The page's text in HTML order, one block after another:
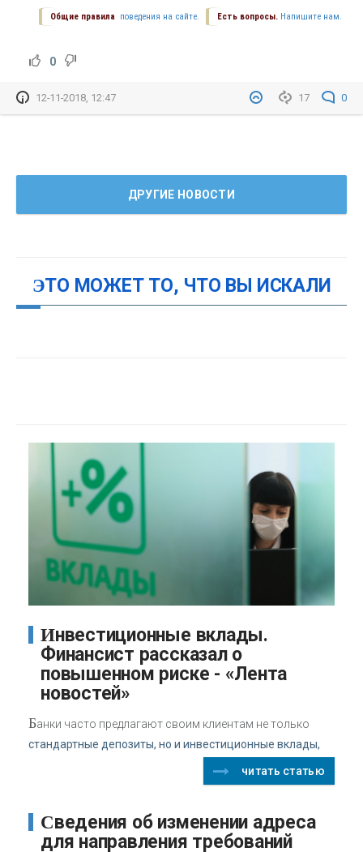
Есть вопросы. Напишите нам.
Общие правила поведения на сайте.
0
17 0
12-11-2018, 12:47
ДРУГИЕ НОВОСТИ
ЭТО МОЖЕТ ТО, ЧТО ВЫ ИСКАЛИ
Инвестиционные вклады.
Финансист рассказал о
повышенном риске - «Лента
новостей»
Банки часто предлагают своим клиентам не только
стандартные депозиты, но и инвестиционные вклады,
читать статью
Сведения об изменении адреса
для направления требований